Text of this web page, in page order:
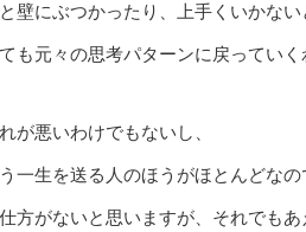
壁にぶつかったり、上手くいかない
も元々の思考パターンに戻っていく
が悪いわけでもないし、
一生を送る人のほうがほとんどなの
方がないと思いますが、それでも